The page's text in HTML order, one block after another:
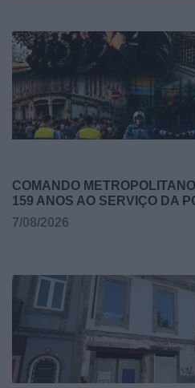
COMANDO
159 ANOS AO SERVIÇO DA
7/08/2026